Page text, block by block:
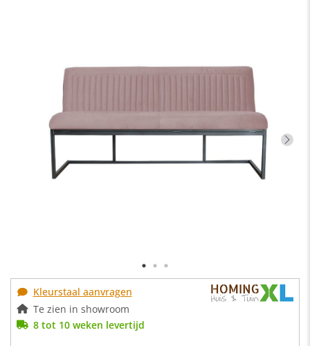
Kleurstaal aanvragen
Te zien in showroom
8 tot 10 weken levertijd